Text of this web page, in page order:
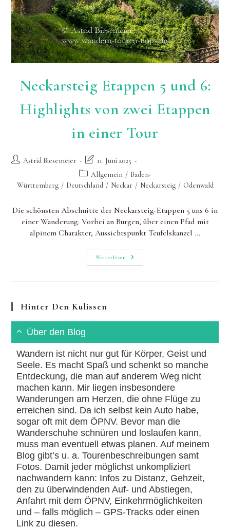
Neckarsteig Etappen 5 und 6:
Highlights von zwei Etappen
in einer Tour
Beitrags-Astrid Biesemeier
Beitrag
zuletzt
geändert
11. Juni 2025
Beitrags-
Kategorie:
Allgemein / Baden-
Württemberg / Deutschland / Neckar / Neckarsteig / Odenwald
Die schönsten Abschnitte der Neckarsteig-Etappen 5 uns 6 in
einer Wanderung. Vorbei an Burgen, über einen Pfad mit
alpinem Charakter, Aussichtspunkt Teufelskanzel ...
Weiterlesen
Neckarsteig
Etappen
In
Hinter Den Kulissen
Über den Blog
Wandern ist nicht nur gut für Körper, Geist und
Seele. Es macht Spaß und schenkt so manche
Entdeckung, die man auf anderem Weg nicht
machen kann. Mir liegen insbesondere
Wanderungen am Herzen, die ohne Flüge zu
erreichen sind. Da ich selbst kein Auto habe,
sogar oft mit dem ÖPNV. Bevor man die
Wanderschuhe schnüren und loslaufen kann,
muss man eventuell etwas planen. Auf meinem
Blog gibt’s u. a. Tourenbeschreibungen samt
Fotos. Damit jeder möglichst unkompliziert
nachwandern kann: Infos zu Distanz, Gehzeit,
den zu überwindenden Auf- und Abstiegen,
Anfahrt mit dem ÖPNV, Einkehrmöglichkeiten
und – falls möglich – GPS-Tracks oder einen
Link zu diesen.